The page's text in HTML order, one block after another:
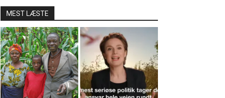
MEST LÆSTE